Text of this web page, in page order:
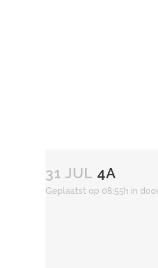
31 JUL 4A
Geplaatst op 08:55h in